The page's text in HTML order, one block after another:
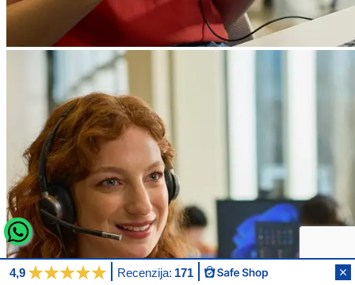
4,9 Recenzija: 171